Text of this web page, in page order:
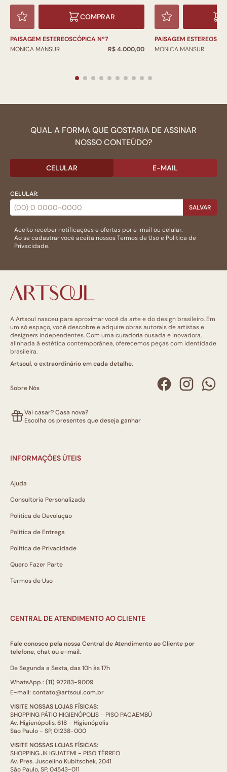
COMPRAR
PAISAGEM ESTEREOSCÓPICA Nº7
MONICA MANSUR
R$ 4.000,00
PAISAGEM
MONICA MANSUR
QUAL A FORMA QUE GOSTARIA DE ASSINAR
NOSSO CONTEÚDO?
CELULAR E-MAIL
CELULAR:
SALVAR
Aceito receber notificações e ofertas por e-mail ou celular.
Ao se cadastrar você aceita nossosTermos de Usoe Politica de
Privacidade.
A Artsoul nasceu para aproximar você da arte e do design brasileiro. Em
um só espaço, você descobre e adquire obras autorais de artistas e
designers independentes. Com uma curadoria ousada e inovadora,
alinhada à estética contemporânea, oferecemos peças com identidade
brasileira.
Artsoul, o extraordinário em cada detalhe.
Sobre Nós
Vai casar? Casa nova?
Escolha os presentes que deseja ganhar
INFORMAÇÕES ÚTEIS
Ajuda
Consultoria Personalizada
Política de Devolução
Política de Entrega
Política de Privacidade
Quero Fazer Parte
Termos de Uso
CENTRAL DE ATENDIMENTO AO CLIENTE
Fale conosco pela nossa Central de Atendimento ao Cliente por
telefone, chat ou e-mail.
De Segunda a Sexta, das 10h às 17h
WhatsApp.: (11) 97283-9009
E-mail: contato@artsoul.com.br
VISITE NOSSAS LOJAS FÍSICAS:
SHOPPING PÁTIO HIGIENÓPOLIS - PISO PACAEMBÚ
Av. Higienópolis, 618 - Higienópolis
São Paulo - SP, 01238-000
VISITE NOSSAS LOJAS FÍSICAS:
SHOPPING JK IGUATEMI - PISO TÉRREO
Av. Pres. Juscelino Kubitschek, 2041
São Paulo, SP, 04543-011